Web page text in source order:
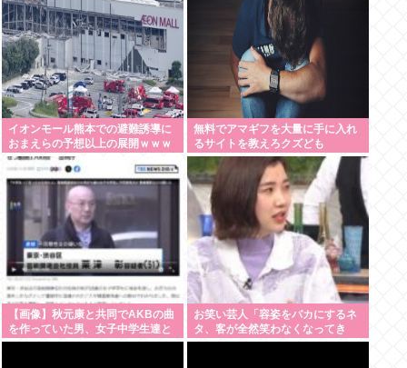
イオンモール熊本での避難誘導に
おまえらの予想以上の展開ｗｗｗ
無料でアマギフを大量に手に入れ
るサイトを教えろクズども
【画像】秋元康と共同でAKBの曲
を作っていた男、女子中学生達と
撮影した1700点のAVをネットで
お笑い芸人「容姿をバカにするネ
タ、客が全然笑わなくなってき
た」